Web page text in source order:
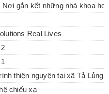
gắn kết những nhà khoa học
Real Lives
thiện nguyện tại xã Tả Lủng
chiếu xạ